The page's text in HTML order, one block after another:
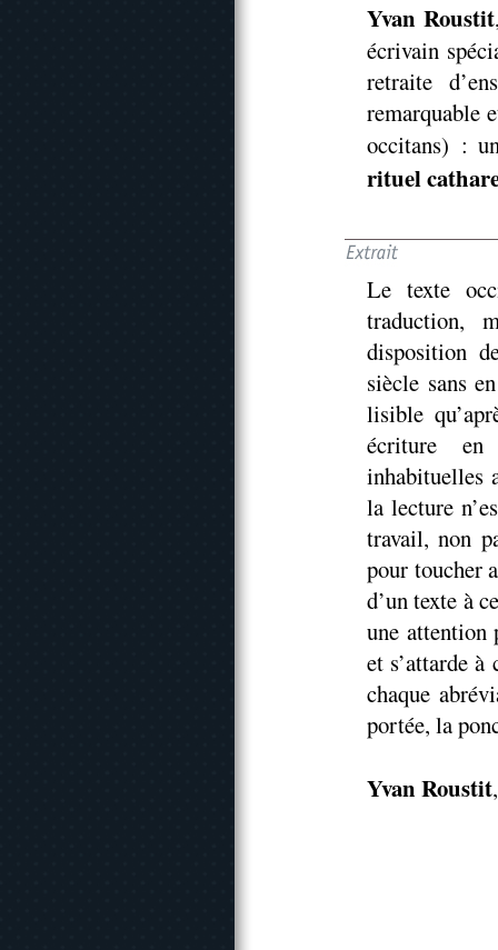
Yvan Roustit
écrivain
retraite
remarquable
occitans) :
rituel
Le texte
traduction,
disposition
siècle sans
lisible
écriture en
inhabituelles
la lecture
travail, non
pour toucher
d’un texte à
une attention
et s’attarde
chaque
portée, la
Yvan Roustit